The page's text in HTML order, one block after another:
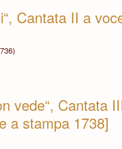
Cantata II a
vede“, Cantata
a stampa 1738]